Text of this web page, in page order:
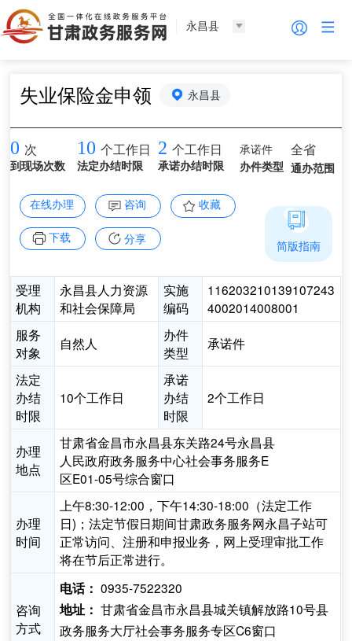
永昌县
失业保险金申领 永昌县
0 次
到现场次数
10 个工作日
法定办结时限
2 个工作日
承诺办结时限
承诺件
办件类型
全省
通办范围
在线办理 咨询 收藏
下载 分享
受理
机构
永昌县人力资源
和社会保障局
实施
编码
116203210139107243
4002014008001
服务
对象
自然人
办件
类型
承诺件
法定
办结
时限
10个工作日
承诺
办结
时限
2个工作日
办理
地点
甘肃省金昌市永昌县东关路24号永昌县
人民政府政务服务中心社会事务服务E
区E01-05号综合窗口
办理
时间
上午8:30-12:00，下午14:30-18:00（法定工作
日)；法定节假日期间甘肃政务服务网永昌子站可
正常访问、注册和申报业务，网上受理审批工作
将在节后正常进行。
咨询
方式
电话： 0935-7522320
地址： 甘肃省金昌市永昌县城关镇解放路10号县
政务服务大厅社会事务服务专区C6窗口
简版指南